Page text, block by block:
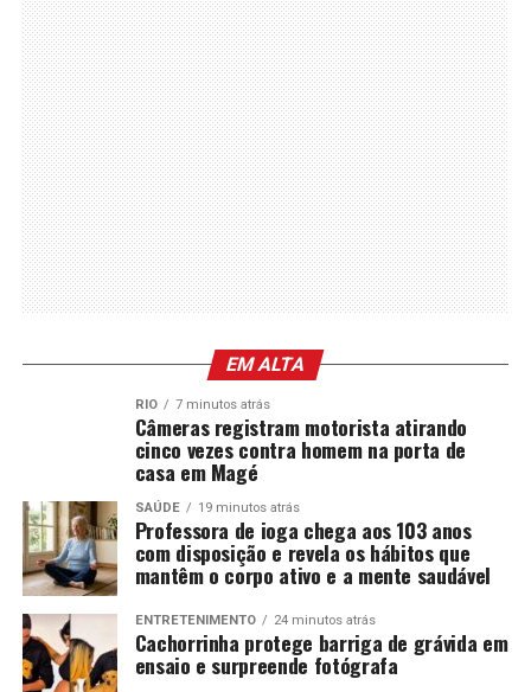
EM ALTA
RIO 7 minutos atrás
Câmeras registram motorista atirando
cinco vezes contra homem na porta de
casa em Magé
SAÚDE 19 minutos atrás
Professora de ioga chega aos 103 anos
com disposição e revela os hábitos que
mantêm o corpo ativo e a mente saudável
ENTRETENIMENTO 24 minutos atrás
Cachorrinha protege barriga de grávida em
ensaio e surpreende fotógrafa